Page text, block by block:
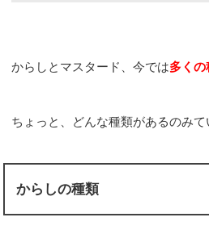
からしとマスタード、今では多くの
ちょっと、どんな種類があるのみて
からしの種類